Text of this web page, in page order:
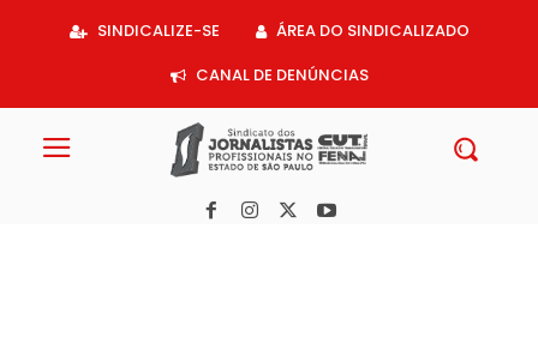
SINDICALIZE-SE
ÁREA DO SINDICALIZADO
CANAL DE DENÚNCIAS